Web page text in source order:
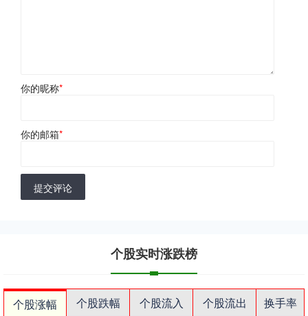
你的昵称*
你的邮箱*
提交评论
个股实时涨跌榜
个股涨幅 个股跌幅 个股流入 个股流出
换手率